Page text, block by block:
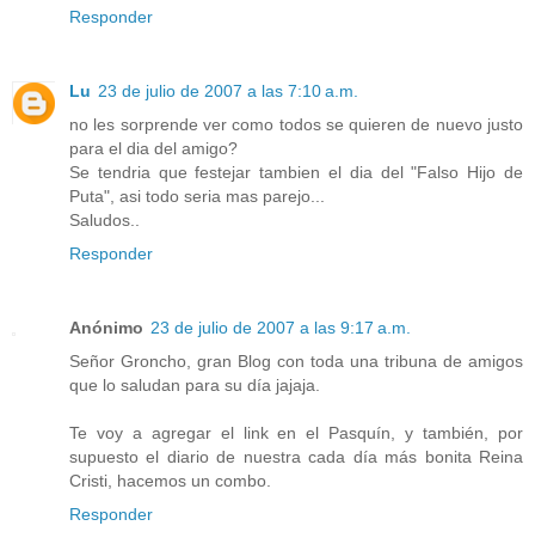
Responder
Lu 23 de julio de 2007 a las 7:10 a.m.
no les sorprende ver como todos se quieren de nuevo justo
para el dia del amigo?
Se tendria que festejar tambien el dia del "Falso Hijo de
Puta", asi todo seria mas parejo...
Saludos..
Responder
Anónimo 23 de julio de 2007 a las 9:17 a.m.
Señor Groncho, gran Blog con toda una tribuna de amigos
que lo saludan para su día jajaja.
Te voy a agregar el link en el Pasquín, y también, por
supuesto el diario de nuestra cada día más bonita Reina
Cristi, hacemos un combo.
Responder